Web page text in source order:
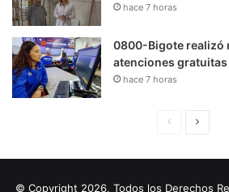
hace 7 horas
0800-Bigote realizó
atenciones gratuitas
hace 7 horas
© Copyright 2026, Todos los Derechos